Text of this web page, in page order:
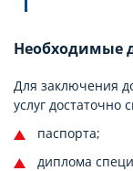
Необходимые
Для заключения
услуг достаточно
паспорта;
диплома